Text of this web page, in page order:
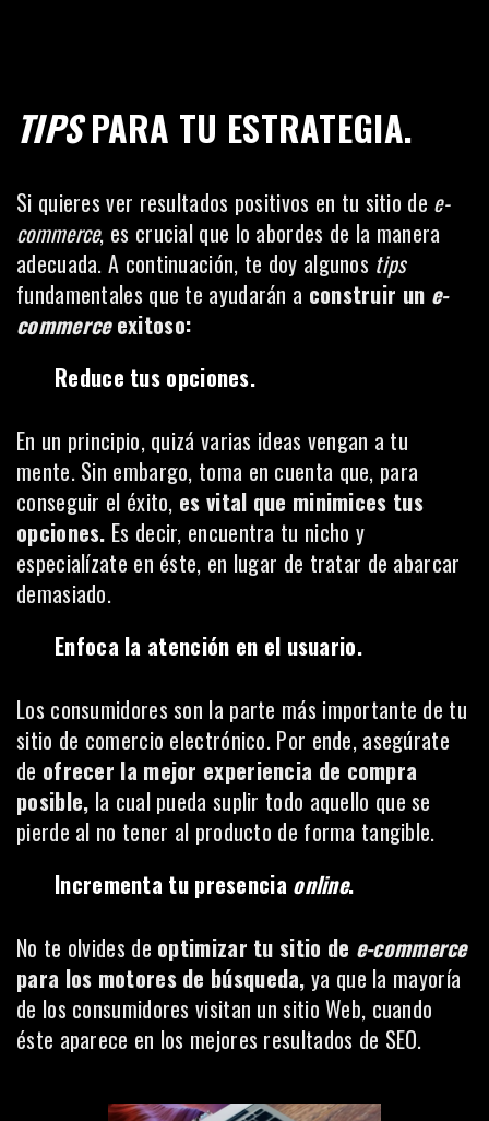
TIPSPARA TU ESTRATEGIA.
Si quieres ver resultados positivos en tu sitio de e-
commerce, es crucial que lo abordes de la manera
adecuada. A continuación, te doy algunos tips
fundamentales que te ayudarán a construir un e-
commerceexitoso:
Reduce tus opciones.
En un principio, quizá varias ideas vengan a tu
mente. Sin embargo, toma en cuenta que, para
conseguir el éxito, es vital que minimices tus
opciones. Es decir, encuentra tu nicho y
especialízate en éste, en lugar de tratar de abarcar
demasiado.
Enfoca la atención en el usuario.
Los consumidores son la parte más importante de tu
sitio de comercio electrónico. Por ende, asegúrate
de ofrecer la mejor experiencia de compra
posible, la cual pueda suplir todo aquello que se
pierde al no tener al producto de forma tangible.
Incrementa tu presencia online.
No te olvides de optimizar tu sitio de e-commerce
para los motores de búsqueda,ya que la mayoría
de los consumidores visitan un sitio Web, cuando
éste aparece en los mejores resultados de SEO.